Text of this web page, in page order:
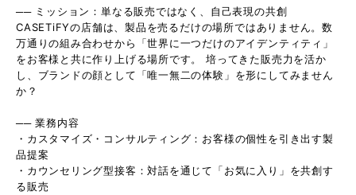
── ミッション：単なる販売ではなく、自己表現の共創
CASETiFYの店舗は、製品を売るだけの場所ではありません。数
万通りの組み合わせから「世界に一つだけのアイデンティティ」
をお客様と共に作り上げる場所です。 培ってきた販売力を活か
し、ブランドの顔として「唯一無二の体験」を形にしてみません
か？
── 業務内容
・カスタマイズ・コンサルティング：お客様の個性を引き出す製
品提案
・カウンセリング型接客：対話を通じて「お気に入り」を共創す
る販売